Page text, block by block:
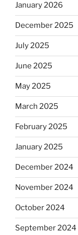
January 2026
December 2025
July 2025
June 2025
May 2025
March 2025
February 2025
January 2025
December 2024
November 2024
October 2024
September 2024